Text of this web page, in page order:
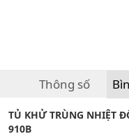
Thông số
TỦ KHỬ TRÙNG NHIỆT
910B